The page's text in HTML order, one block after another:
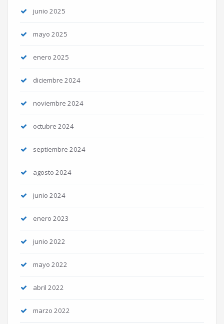
junio 2025
mayo 2025
enero 2025
diciembre 2024
noviembre 2024
octubre 2024
septiembre 2024
agosto 2024
junio 2024
enero 2023
junio 2022
mayo 2022
abril 2022
marzo 2022